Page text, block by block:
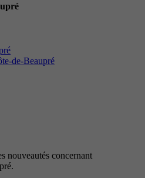
de-Beaupré
nouveautés concernant